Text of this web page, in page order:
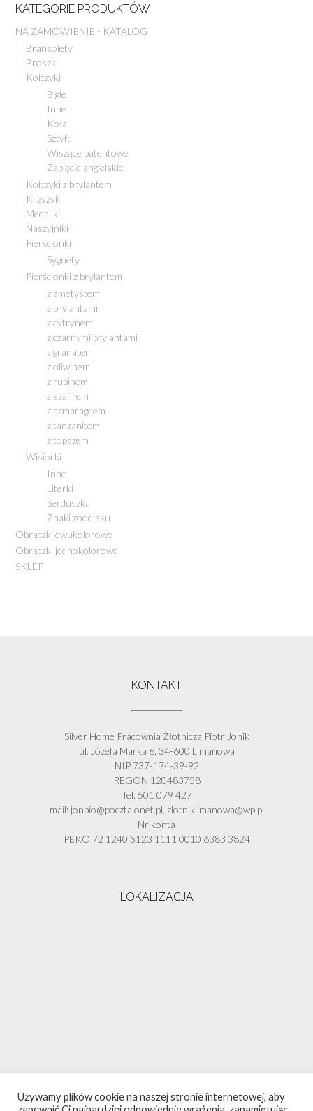
KATEGORIE PRODUKTÓW
NA ZAMÓWIENIE - KATALOG
Bransolety
Broszki
Kolczyki
Bigle
Inne
Koła
Sztyft
Wiszące patentowe
Zapięcie angielskie
Kolczyki z brylantem
Krzyżyki
Medaliki
Naszyjniki
Pierścionki
Sygnety
Pierścionki z brylantem
z ametystem
z brylantami
z cytrynem
z czarnymi brylantami
z granatem
z oliwinem
z rubinem
z szafirem
z szmaragdem
z tanzanitem
z topazem
Wisiorki
Inne
Literki
Serduszka
Znaki zoodiaku
Obrączki dwukolorowe
Obrączki jednokolorowe
SKLEP
KONTAKT
Silver Home Pracownia Złotnicza Piotr Jonik
ul. Józefa Marka 6, 34-600 Limanowa
NIP 737-174-39-92
REGON 120483758
Tel. 501 079 427
mail: jonpio@poczta.onet.pl, zlotniklimanowa@wp.pl
Nr konta
PEKO 72 1240 5123 1111 0010 6383 3824
LOKALIZACJA
Używamy plików cookie na naszej stronie internetowej, aby